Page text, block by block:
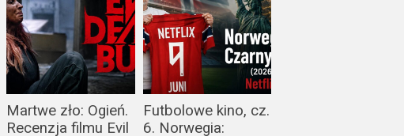
Martwe zło: Ogień.
Recenzja filmu Evil
Futbolowe kino, cz.
6. Norwegia: